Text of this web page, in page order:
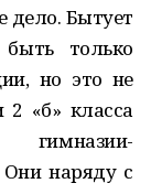
дело. Бытует
только
но это не
2 «б» класса
гимназии-
наряду с